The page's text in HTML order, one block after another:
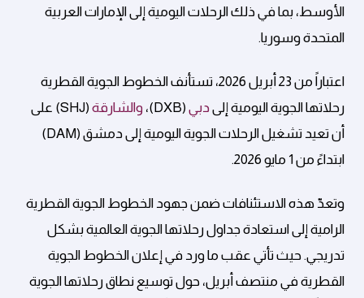
الأوسط، بما في ذلك الرحلات اليومية إلى الإمارات العربية
المتحدة وسوريا.
اعتباراً من 23 أبريل 2026، تستأنف الخطوط الجوية القطرية
رحلاتها الجوية اليومية إلىدبي (DXB)، والشارقة
(SHJ) على
أن تعيد تشغيل الرحلات الجوية اليومية إلى دمشق (DAM)
ابتداءً من 1 مايو 2026.
وتعدّ هذه الاستئنافات ضمن جهود الخطوط الجوية القطرية
الرامية إلى استعادة جداول رحلاتها الجوية العالمية بشكل
تدريجي. حيث تأتي عقب ما ورد في إعلان الخطوط الجوية
القطرية في منتصف أبريل، حول توسيع نطاق رحلاتها الجوية